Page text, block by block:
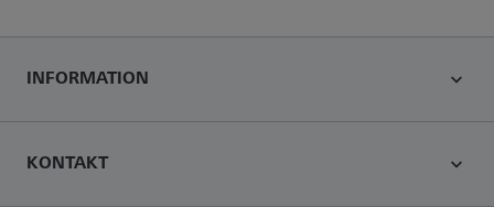
INFORMATION
KONTAKT